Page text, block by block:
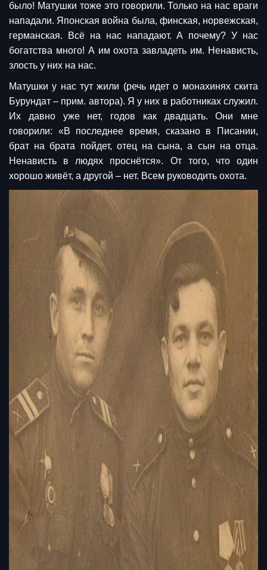
было! Матушки тоже это говорили. Только на нас враги
нападали. Японская война была, финская, норвежская,
германская. Всё на нас нападают. А почему? У нас
богатства много! А им охота завладеть им. Ненависть,
злость у них на нас.
Матушки у нас тут жили (речь идет о монахинях скита
Бурундат – прим. автора). Я у них в работниках служил.
Их давно уже нет, годов как двадцать. Они мне
говорили: «В последнее время, сказано в Писании,
брат на брата пойдет, отец на сына, а сын на отца.
Ненависть в людях проснётся». От того, что один
хорошо живёт, а другой – нет. Всем руководить охота.